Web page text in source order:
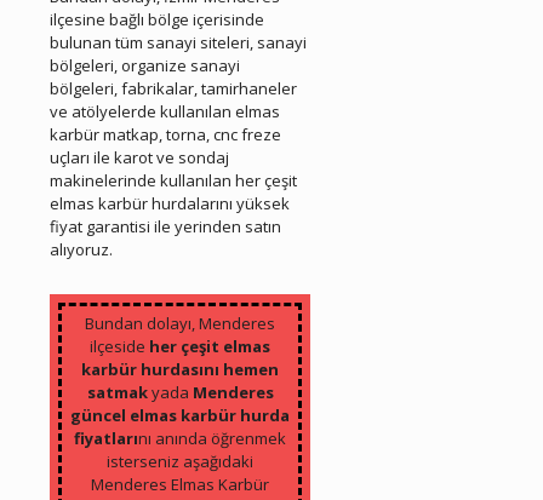
ilçesine bağlı bölge içerisinde
bulunan tüm sanayi siteleri, sanayi
bölgeleri, organize sanayi
bölgeleri, fabrikalar, tamirhaneler
ve atölyelerde kullanılan elmas
karbür matkap, torna, cnc freze
uçları ile karot ve sondaj
makinelerinde kullanılan her çeşit
elmas karbür hurdalarını yüksek
fiyat garantisi ile yerinden satın
alıyoruz.
Bundan dolayı, Menderes
ilçeside her çeşit elmas
karbür hurdasını hemen
satmakyada Menderes
güncel elmas karbür hurda
fiyatlarını anında öğrenmek
isterseniz aşağıdaki
Menderes Elmas Karbür